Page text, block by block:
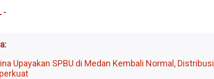
-
Upayakan SPBU di Medan Kembali Normal, Distribusi